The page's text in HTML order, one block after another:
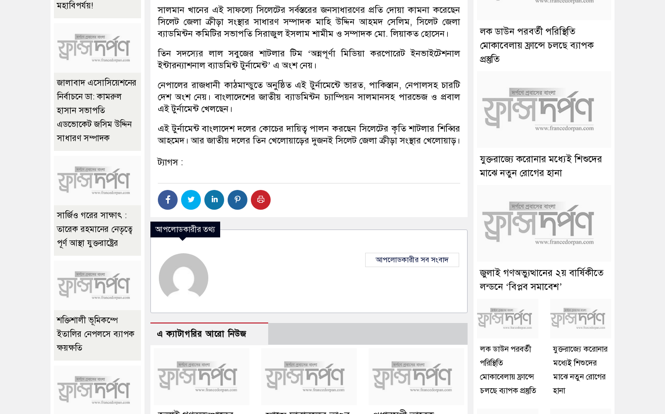
সালমান খানের এই সাফল্যে সিলেটের সর্বস্তরের জনসাধারণের প্রতি দোয়া কামনা করেছেন
সিলেট জেলা ক্রীড়া সংস্থার সাধারণ সম্পাদক মাহি উদ্দিন আহমদ সেলিম, সিলেট জেলা
ব্যাডমিন্টন কমিটির সভাপতি সিরাজুল ইসলাম শামীম ও সম্পাদক মো. লিয়াকত হোসেন।
তিন সদস্যের লাল সবুজের শাটলার টিম ‘অন্নপূর্ণা মিডিয়া করপোরেট ইনভাইটেশনাল
ইন্টারন্যাশনাল ব্যাডমিন্ট টুর্নামেন্ট’ এ অংশ নেয়।
নেপালের রাজধানী কাঠমান্ডুতে অনুষ্ঠিত এই টুর্নামেন্টে ভারত, পাকিস্তান, নেপালসহ চারটি
দেশ অংশ নেয়। বাংলাদেশের জাতীয় ব্যাডমিন্টন চ্যাম্পিয়ন সালমানসহ পারভেজ ও প্রবাল
এই টুর্নামেন্ট খেলছেন।
এই টুর্নামেন্ট বাংলাদেশ দলের কোচের দায়িত্ব পালন করছেন সিলেটের কৃতি শাটলার শিব্বির
আহমেদ। আর জাতীয় দলের তিন খেলোয়াড়ের দুজনই সিলেট জেলা ক্রীড়া সংস্থার খেলোয়াড়।
ট্যাগস :
আপলোডকারীর তথ্য
আপলোডকারীর সব সংবাদ
এ ক্যাটাগরির আরো নিউজ
মহাবিপর্যয়!
জালাবাদ এসোসিয়েশনের
নির্বাচনে ডা: কামরুল
হাসান সভাপতি
এডভোকেট জসিম উদ্দিন
সাধারণ সম্পাদক
সার্জিও গরের সাক্ষাৎ :
তারেক রহমানের নেতৃত্বে
পূর্ণ আস্থা যুক্তরাষ্ট্রের
শক্তিশালী ভূমিকম্পে
ইতালির নেপলসে ব্যাপক
ক্ষয়ক্ষতি
লক ডাউন পরবর্তী পরিস্থিতি
মোকাবেলায় ফ্রান্সে চলছে ব্যাপক
প্রস্তুতি
যুক্তরাজ্যে করোনার মধ্যেই শিশুদের
মাঝে নতুন রোগের হানা
জুলাই গণঅভ্যুত্থানের ২য় বার্ষিকীতে
লন্ডনে ‘বিপ্লব সমাবেশ’
লক ডাউন পরবর্তী
পরিস্থিতি
মোকাবেলায় ফ্রান্সে
চলছে ব্যাপক প্রস্তুতি
যুক্তরাজ্যে করোনার
মধ্যেই শিশুদের
মাঝে নতুন রোগের
হানা